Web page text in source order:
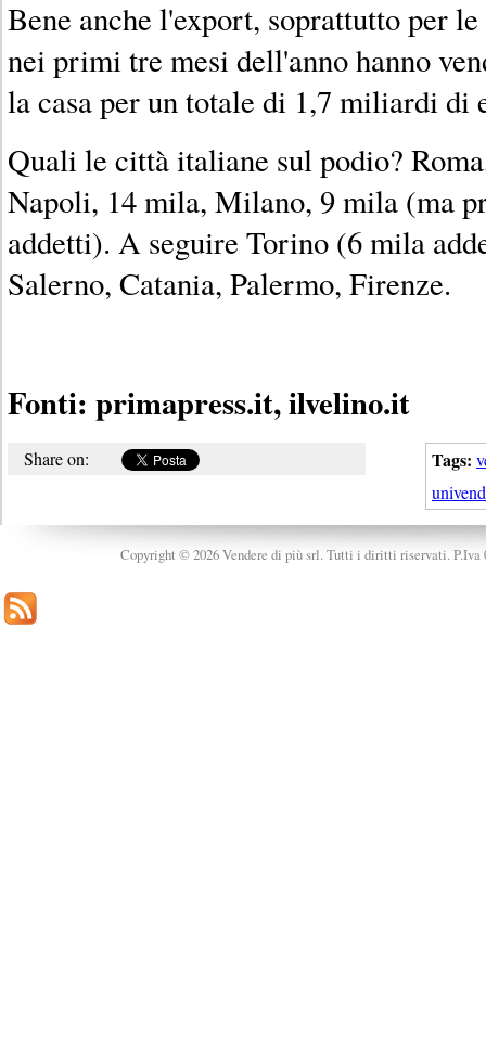
Bene anche l'export, soprattutto per
nei primi tre mesi dell'anno hanno
la casa per un totale di 1,7 miliardi di
Quali le città italiane sul podio?
Napoli, 14 mila, Milano, 9 mila (ma
addetti). A seguire Torino (6 mila
Salerno, Catania, Palermo, Firenze.
Fonti: primapress.it, ilvelino.it
Tags:
Share on:
Copyright © 2026 Vendere di più srl. Tutti i diritti riservati. P.Iva